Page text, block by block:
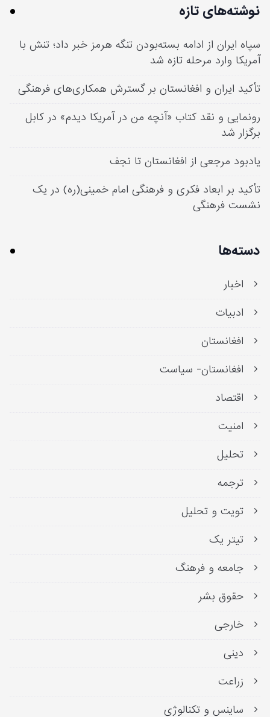
نوشته‌های تازه
سپاه ایران از ادامه بسته‌بودن تنگه هرمز خبر داد؛ تنش با
آمریکا وارد مرحله تازه شد
تأکید ایران و افغانستان بر گسترش همکاری‌های فرهنگی
رونمایی و نقد کتاب «آنچه من در آمریکا دیدم» در کابل
برگزار شد
یادبود مرجعی از افغانستان تا نجف
تأکید بر ابعاد فکری و فرهنگی امام خمینی(ره) در یک
نشست فرهنگی
دسته‌ها
اخبار
ادبیات
افغانستان
افغانستان- سیاست
اقتصاد
امنیت
تحلیل
ترجمه
تویت و تحلیل
تیتر یک
جامعه و فرهنگ
حقوق بشر
خارجی
دینی
زراعت
ساینس و تکنالوژی